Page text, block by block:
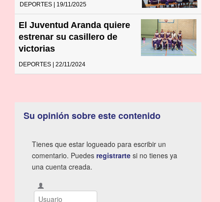
DEPORTES | 19/11/2025
El Juventud Aranda quiere
estrenar su casillero de
victorias
DEPORTES | 22/11/2024
Su opinión sobre este contenido
Tienes que estar logueado para escribir un
comentario. Puedes registrarte si no tienes ya
una cuenta creada.